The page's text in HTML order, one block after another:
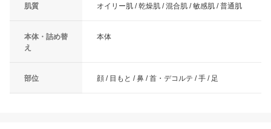
肌質 オイリー肌 / 乾燥肌 / 混合肌 / 敏感肌 / 普通肌
本体・詰め替
え
本体
部位 顔 / 目もと / 鼻 / 首・デコルテ / 手 / 足